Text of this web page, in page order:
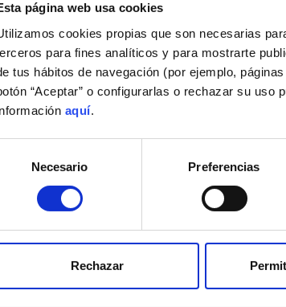
página web usa cookies
cookies propias que son necesarias
para fines analíticos y para mostrarte
tus hábitos de navegación (por ejemplo,
“Aceptar” o configurarlas o rechazar su uso
aquí.
Necesario Preferencias
Rechazar
PARTE
RC CELTA
04-noviembre-2025